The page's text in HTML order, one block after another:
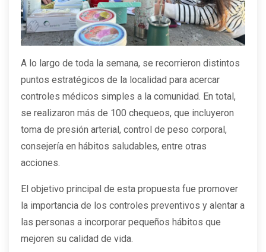
A lo largo de toda la semana, se recorrieron distintos
puntos estratégicos de la localidad para acercar
controles médicos simples a la comunidad. En total,
se realizaron más de 100 chequeos, que incluyeron
toma de presión arterial, control de peso corporal,
consejería en hábitos saludables, entre otras
acciones.
El objetivo principal de esta propuesta fue promover
la importancia de los controles preventivos y alentar a
las personas a incorporar pequeños hábitos que
mejoren su calidad de vida.